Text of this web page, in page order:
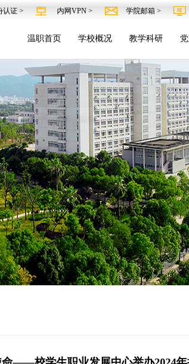
认证 > 内网VPN > 学院邮箱 >
温职首页 学校概况 教学科研